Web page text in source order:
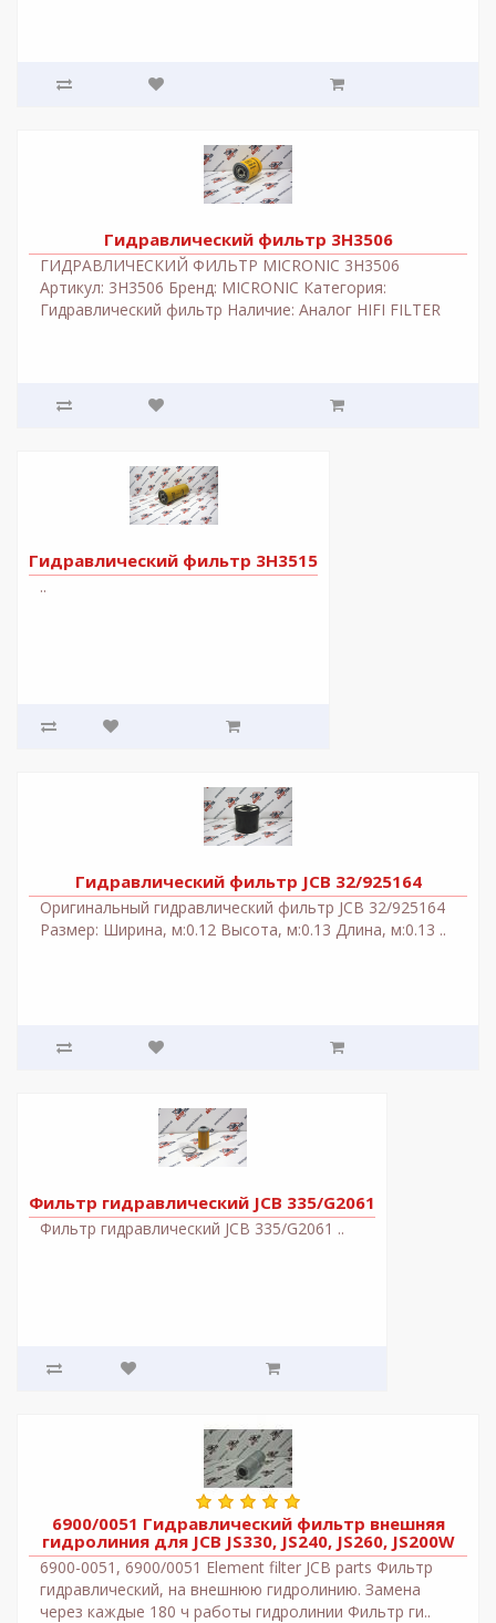
Гидравлический фильтр 3H3506
ГИДРАВЛИЧЕСКИЙ ФИЛЬТР MICRONIC 3H3506
Артикул: 3H3506 Бренд: MICRONIC Категория:
Гидравлический фильтр Наличие: Аналог HIFI FILTER
Гидравлический фильтр 3H3515
..
Гидравлический фильтр JCB 32/925164
Оригинальный гидравлический фильтр JCB 32/925164
Размер: Ширина, м:0.12 Высота, м:0.13 Длина, м:0.13 ..
Фильтр гидравлический JCB 335/G2061
Фильтр гидравлический JCB 335/G2061 ..
6900/0051 Гидравлический фильтр внешняя
гидролиния для JCB JS330, JS240, JS260, JS200W
6900-0051, 6900/0051 Element filter JCB parts Фильтр
гидравлический, на внешнюю гидролинию. Замена
через каждые 180 ч работы гидролинии Фильтр ги..